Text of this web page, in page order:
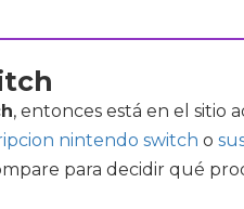
, entonces está en el sitio
nintendo switch o
para decidir qué